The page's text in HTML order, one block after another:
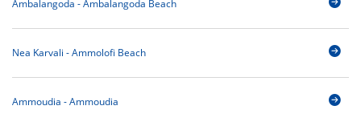
Ambalangoda - Ambalangoda Beach
Nea Karvali - Ammolofi Beach
Ammoudia - Ammoudia